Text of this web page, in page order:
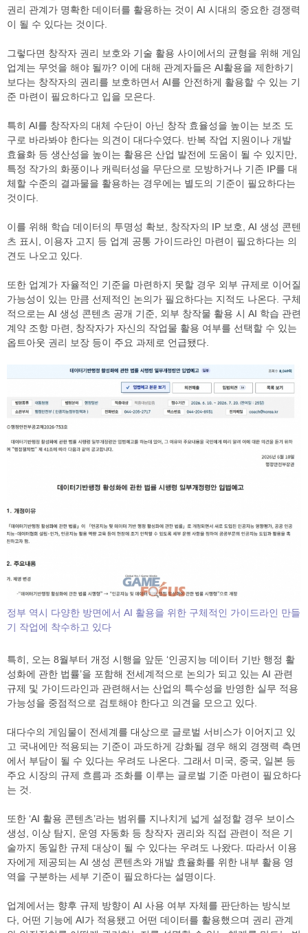
권리 관계가 명확한 데이터를 활용하는 것이 AI 시대의 중요한 경쟁력
이 될 수 있다는 것이다.
그렇다면 창작자 권리 보호와 기술 활용 사이에서의 균형을 위해 게임
업계는 무엇을 해야 될까? 이에 대해 관계자들은 AI활용을 제한하기
보다는 창작자의 권리를 보호하면서 AI를 안전하게 활용할 수 있는 기
준 마련이 필요하다고 입을 모은다.
특히 AI를 창작자의 대체 수단이 아닌 창작 효율성을 높이는 보조 도
구로 바라봐야 한다는 의견이 대다수였다. 반복 작업 지원이나 개발
효율화 등 생산성을 높이는 활용은 산업 발전에 도움이 될 수 있지만,
특정 작가의 화풍이나 캐릭터성을 무단으로 모방하거나 기존 IP를 대
체할 수준의 결과물을 활용하는 경우에는 별도의 기준이 필요하다는
것이다.
이를 위해 학습 데이터의 투명성 확보, 창작자의 IP 보호, AI 생성 콘텐
츠 표시, 이용자 고지 등 업계 공통 가이드라인 마련이 필요하다는 의
견도 나오고 있다.
또한 업계가 자율적인 기준을 마련하지 못할 경우 외부 규제로 이어질
가능성이 있는 만큼 선제적인 논의가 필요하다는 지적도 나온다. 구체
적으로는 AI 생성 콘텐츠 공개 기준, 외부 창작물 활용 시 AI 학습 관련
계약 조항 마련, 창작자가 자신의 작업물 활용 여부를 선택할 수 있는
옵트아웃 권리 보장 등이 주요 과제로 언급됐다.
정부 역시 다양한 방면에서 AI 활용을 위한 구체적인 가이드라인 만들
기 작업에 착수하고 있다
특히, 오는 8월부터 개정 시행을 앞둔 ‘인공지능 데이터 기반 행정 활
성화에 관한 법률’을 포함해 전세계적으로 논의가 되고 있는 AI 관련
규제 및 가이드라인과 관련해서는 산업의 특수성을 반영한 실무 적용
가능성을 중점적으로 검토해야 한다고 의견을 모으고 있다.
대다수의 게임물이 전세계를 대상으로 글로벌 서비스가 이어지고 있
고 국내에만 적용되는 기준이 과도하게 강화될 경우 해외 경쟁력 측면
에서 부담이 될 수 있다는 우려도 나온다. 그래서 미국, 중국, 일본 등
주요 시장의 규제 흐름과 조화를 이루는 글로벌 기준 마련이 필요하다
는 것.
또한 ‘AI 활용 콘텐츠’라는 범위를 지나치게 넓게 설정할 경우 보이스
생성, 이상 탐지, 운영 자동화 등 창작자 권리와 직접 관련이 적은 기
술까지 동일한 규제 대상이 될 수 있다는 우려도 나왔다. 따라서 이용
자에게 제공되는 AI 생성 콘텐츠와 개발 효율화를 위한 내부 활용 영
역을 구분하는 세부 기준이 필요하다는 설명이다.
업계에서는 향후 규제 방향이 AI 사용 여부 자체를 판단하는 방식보
다, 어떤 기능에 AI가 적용됐고 어떤 데이터를 활용했으며 권리 관계